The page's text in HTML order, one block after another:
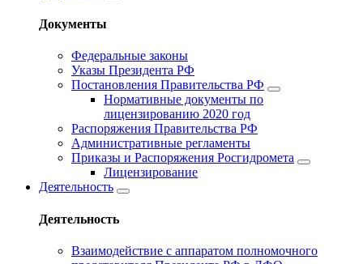
Документы
Федеральные законы
Указы Президента РФ
Постановления Правительства РФ
Нормативные документы по
лицензированию 2020 год
Распоряжения Правительства РФ
Административные регламенты
Приказы и Распоряжения Росгидромета
Лицензирование
Деятельность
Деятельность
Взаимодействие с аппаратом полномочного